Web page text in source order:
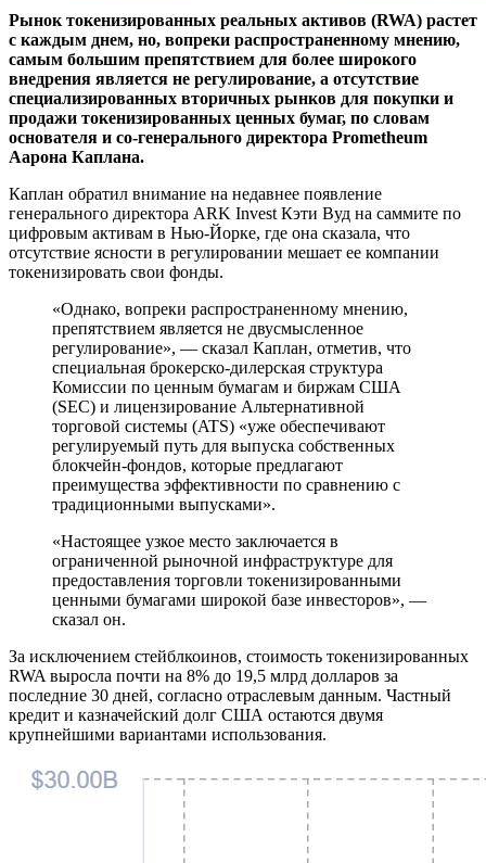
Рынок токенизированных реальных активов (RWA) растет
с каждым днем, но, вопреки распространенному мнению,
самым большим препятствием для более широкого
внедрения является не регулирование, а отсутствие
специализированных вторичных рынков для покупки и
продажи токенизированных ценных бумаг, по словам
основателя и со-генерального директора Prometheum
Аарона Каплана.
Каплан обратил внимание на недавнее появление
генерального директора ARK Invest Кэти Вуд на саммите по
цифровым активам в Нью-Йорке, где она сказала, что
отсутствие ясности в регулировании мешает ее компании
токенизировать свои фонды.
«Однако, вопреки распространенному мнению,
препятствием является не двусмысленное
регулирование», — сказал Каплан, отметив, что
специальная брокерско-дилерская структура
Комиссии по ценным бумагам и биржам США
(SEC) и лицензирование Альтернативной
торговой системы (ATS) «уже обеспечивают
регулируемый путь для выпуска собственных
блокчейн-фондов, которые предлагают
преимущества эффективности по сравнению с
традиционными выпусками».
«Настоящее узкое место заключается в
ограниченной рыночной инфраструктуре для
предоставления торговли токенизированными
ценными бумагами широкой базе инвесторов», —
сказал он.
За исключением стейблкоинов, стоимость токенизированных
RWA выросла почти на 8% до 19,5 млрд долларов за
последние 30 дней, согласно отраслевым данным. Частный
кредит и казначейский долг США остаются двумя
крупнейшими вариантами использования.